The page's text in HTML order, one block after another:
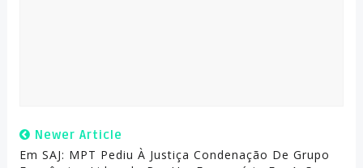
Newer Article
Em SAJ: MPT Pediu À Justiça Condenação De Grupo